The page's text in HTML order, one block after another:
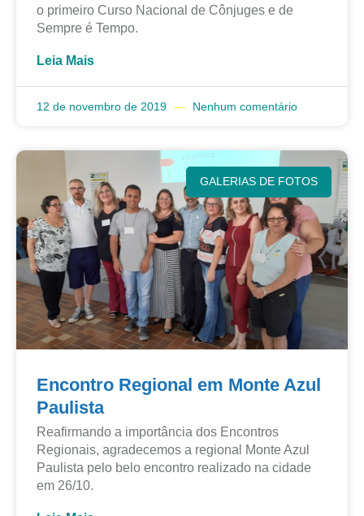
o primeiro Curso Nacional de Cônjuges e de
Sempre é Tempo.
Leia Mais
12 de novembro de 2019 Nenhum comentário
GALERIAS DE FOTOS
Encontro Regional em Monte Azul
Paulista
Reafirmando a importância dos Encontros
Regionais, agradecemos a regional Monte Azul
Paulista pelo belo encontro realizado na cidade
em 26/10.